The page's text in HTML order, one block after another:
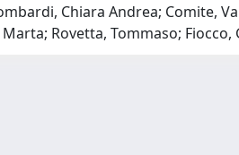
Chiara Andrea; Comite,
Rovetta, Tommaso;